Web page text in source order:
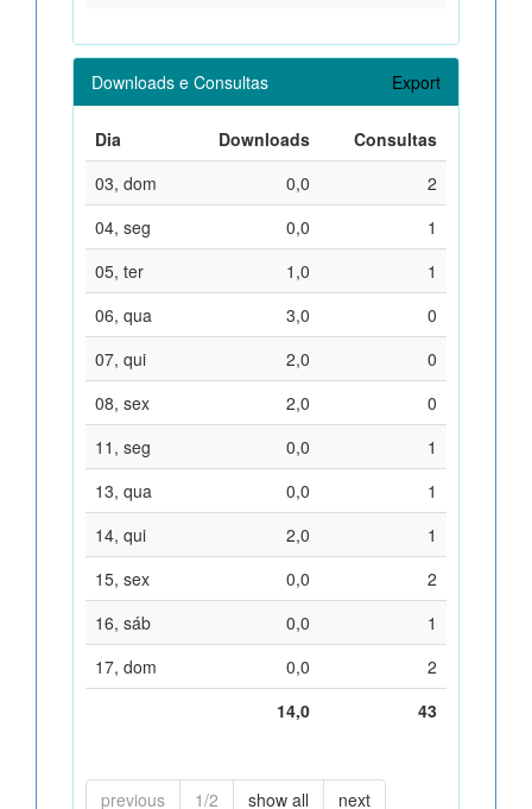
Downloads e Consultas Export
Dia Downloads
Consultas
03, dom
0,0
2
04, seg
0,0
1
05, ter
1,0
1
06, qua
3,0
0
07, qui
2,0
0
08, sex
2,0
0
11, seg
0,0
1
13, qua
0,0
1
14, qui
2,0
1
15, sex
0,0
2
16, sáb
0,0
1
17, dom
0,0
2
14,0
43
previous 1/2 show all next